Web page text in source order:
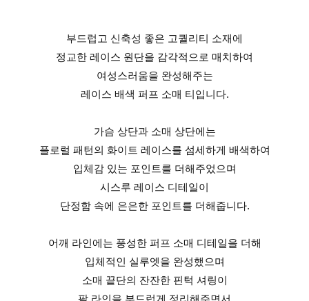
부드럽고 신축성 좋은 고퀄리티 소재에
정교한 레이스 원단을 감각적으로 매치하여
여성스러움을 완성해주는
레이스 배색 퍼프 소매 티입니다.
가슴 상단과 소매 상단에는
플로럴 패턴의 화이트 레이스를 섬세하게 배색하여
입체감 있는 포인트를 더해주었으며
시스루 레이스 디테일이
단정함 속에 은은한 포인트를 더해줍니다.
어깨 라인에는 풍성한 퍼프 소매 디테일을 더해
입체적인 실루엣을 완성했으며
소매 끝단의 잔잔한 핀턱 셔링이